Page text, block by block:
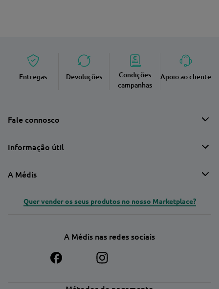
Entregas Devoluções
Condições
campanhas
Apoio ao cliente
Fale connosco
Informação útil
A Médis
Quer vender os seus produtos no nosso Marketplace?
A Médis nas redes sociais